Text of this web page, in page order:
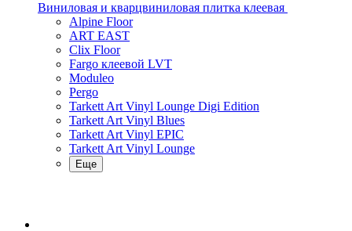
Виниловая и кварцвиниловая плитка клеевая
Alpine Floor
ART EAST
Clix Floor
Fargo клеевой LVT
Moduleo
Pergo
Tarkett Art Vinyl Lounge Digi Edition
Tarkett Art Vinyl Blues
Tarkett Art Vinyl EPIC
Tarkett Art Vinyl Lounge
Еще